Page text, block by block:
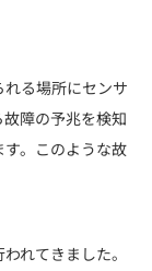
る場所にセンサ
障の予兆を検知
。このような故
れてきました。